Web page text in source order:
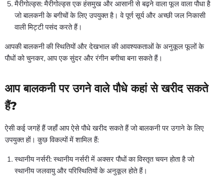
मैरीगोल्ड्स: मैरीगोल्ड्स एक हंसमुख और आसानी से बढ़ने वाला फूल वाला पौधा है
जो बालकनी के बगीचों के लिए उपयुक्त है। वे पूर्ण सूर्य और अच्छी जल निकासी
वाली मिट्टी पसंद करते हैं।
आपकी बालकनी की स्थितियों और देखभाल की आवश्यकताओं के अनुकूल फूलों के
पौधों को चुनकर, आप एक सुंदर और रंगीन बगीचा बना सकते हैं।
आप बालकनी पर उगने वाले पौधे कहां से खरीद सकते
हैं?
ऐसी कई जगहें हैं जहाँ आप ऐसे पौधे खरीद सकते हैं जो बालकनी पर उगाने के लिए
उपयुक्त हों। कुछ विकल्पों में शामिल हैं:
स्थानीय नर्सरी: स्थानीय नर्सरी में अक्सर पौधों का विस्तृत चयन होता है जो
स्थानीय जलवायु और परिस्थितियों के अनुकूल होते हैं।